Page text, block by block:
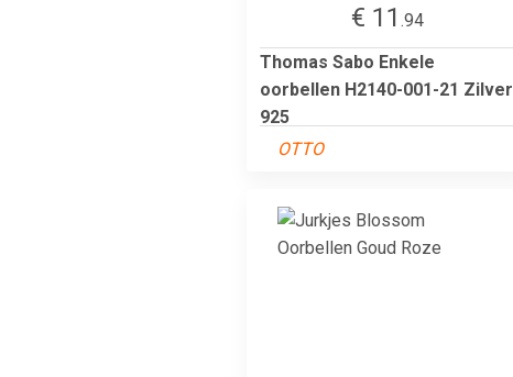
€ 11 .94
Thomas Sabo Enkele
oorbellen H2140-001-21 Zilver
925
OTTO